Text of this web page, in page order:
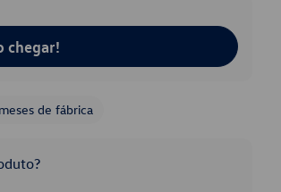
chegar!
de fábrica